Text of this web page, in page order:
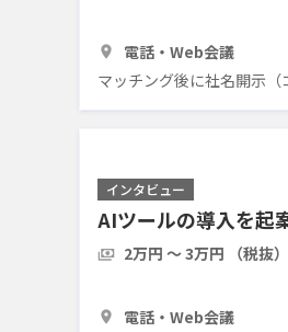
電話・Web会議
マッチング後に社名開示（
インタビュー
AIツールの導入を起
2万円 〜 3万円 （税抜）
電話・Web会議